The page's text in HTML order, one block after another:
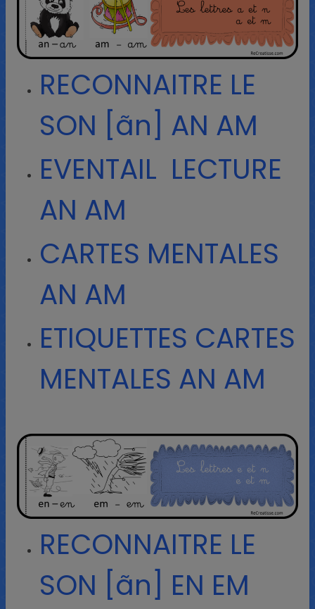
RECONNAITRE LE
SON [ãn] AN AM
EVENTAIL LECTURE
AN AM
CARTES MENTALES
AN AM
ETIQUETTES CARTES
MENTALES AN AM
RECONNAITRE LE
SON [ãn] EN EM